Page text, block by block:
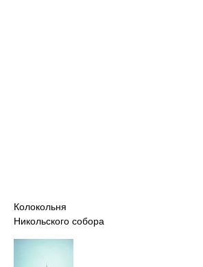
Колокольня
Никольского собора